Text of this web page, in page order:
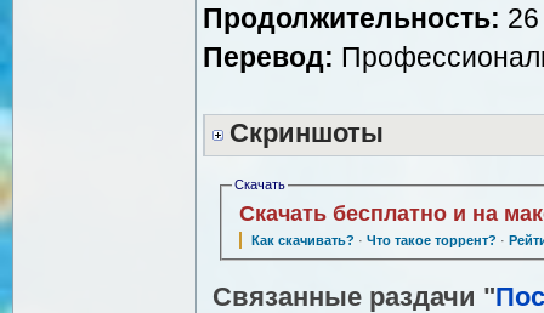
Продолжительность:
Перевод:
Скриншоты
Скачать
Скачать бесплатно и на
Как скачивать? · Что такое торрент? ·
Связанные раздачи "